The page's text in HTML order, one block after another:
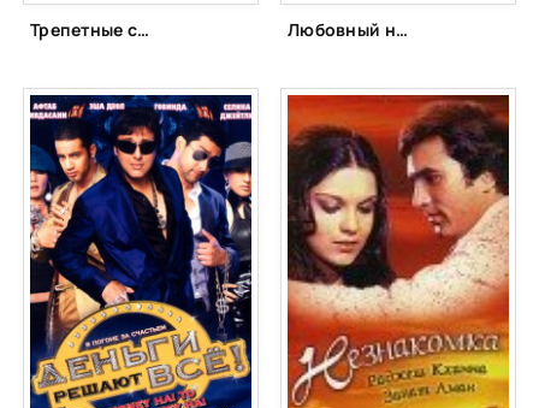
Трепетные сердца (2000) Любовный недуг (1982)